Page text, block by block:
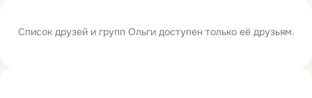
Список друзей и групп Ольги доступен только её друзьям.